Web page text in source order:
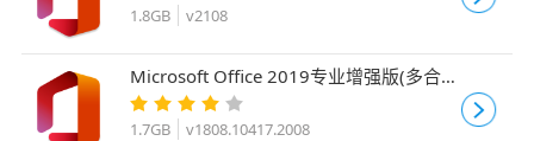
32位/64位
1.8GB v2108
Microsoft Office 2019专业增强版(多合
一) 2026.1 v1808.10417.2008 X64批量
许可版
1.7GB v1808.10417.2008